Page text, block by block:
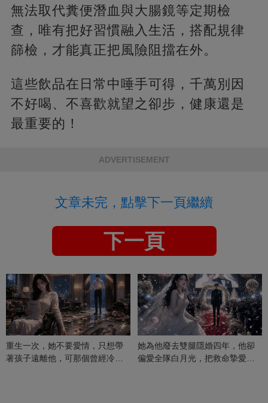
無法取代糞便潛血與大腸鏡等定期檢
查，唯有把好習慣融入生活，搭配規律
篩檢，才能真正把風險阻擋在外。
這些飲品在日常中唾手可得，千萬別因
不好喝、不喜歡就望之卻步，健康還是
最重要的！
ADVERTISEMENT
文章未完，點擊下一頁繼續
下一頁
重生一次，她不要愛情，只想帶
著孩子遠離他，可那個曾經冷漠
她為他廢去雙腿隱婚四年，他卻
偏愛全隊白月光，把救命摯愛當